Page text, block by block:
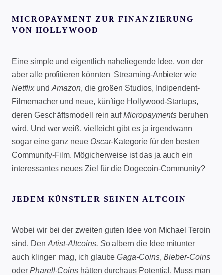
MICROPAYMENT ZUR FINANZIERUNG
VON HOLLYWOOD
Eine simple und eigentlich naheliegende Idee, von der
aber alle profitieren könnten. Streaming-Anbieter wie
Netflixund Amazon, die großen Studios, Indipendent-
Filmemacher und neue, künftige Hollywood-Startups,
deren Geschäftsmodell rein aufMicropayments beruhen
wird. Und wer weiß, vielleicht gibt es ja irgendwann
sogar eine ganz neue Oscar-Kategorie für den besten
Community-Film. Mögicherweise ist das ja auch ein
interessantes neues Ziel für die Dogecoin-Community?
JEDEM KÜNSTLER SEINEN ALTCOIN
Wobei wir bei der zweiten guten Idee von Michael Teroin
sind. Den Artist-Altcoins. So albern die Idee mitunter
auch klingen mag, ich glaube Gaga-Coins, Bieber-Coins
oder Pharell-Coins hätten durchaus Potential. Muss man